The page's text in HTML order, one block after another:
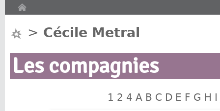
> Cécile Metral
Les compagnies
1 2 4 A B C D E F G H